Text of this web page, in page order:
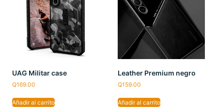
UAG Militar case
Q169.00
Añadir al carrito
Leather Premium negro
Q159.00
Añadir al carrito